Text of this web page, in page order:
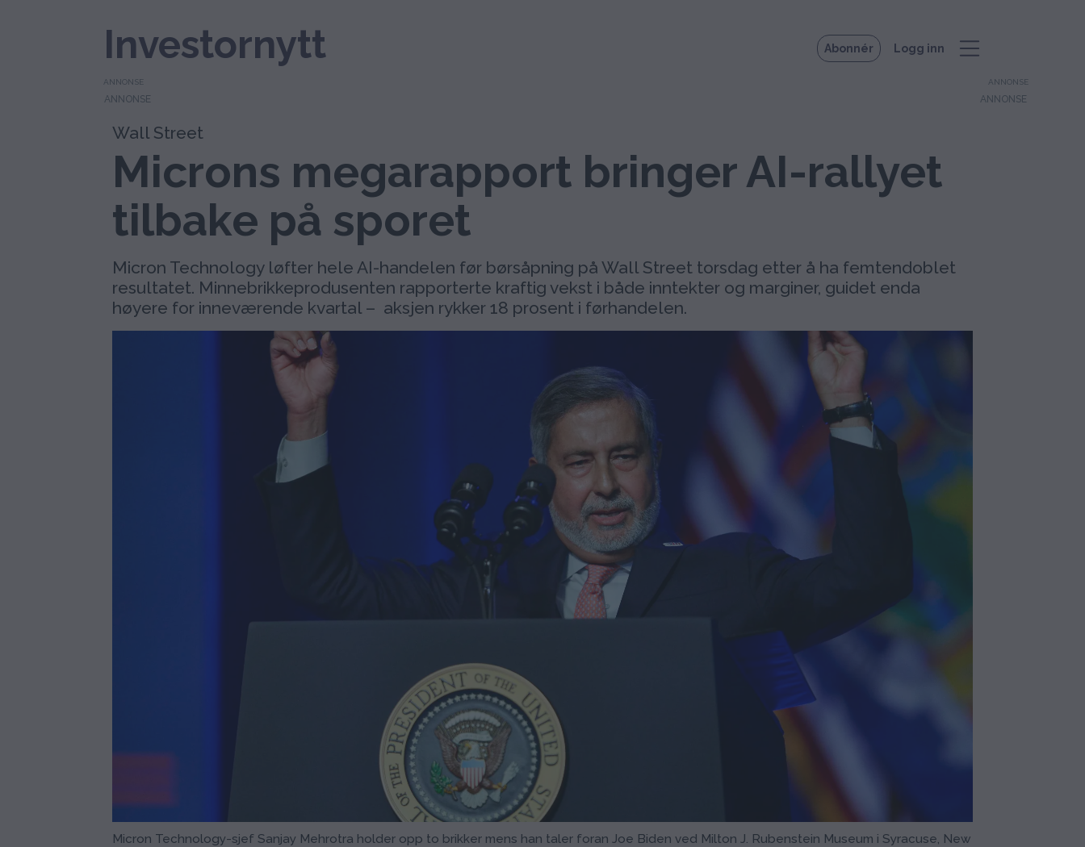
Investornytt Abonnér Logg inn
ANNONSE
Wall Street
Microns megarapport bringer AI-rallyet
tilbake på sporet
Micron Technology løfter hele AI-handelen før børsåpning på Wall Street torsdag etter å ha femtendoblet
resultatet. Minnebrikkeprodusenten rapporterte kraftig vekst i både inntekter og marginer, guidet enda
høyere for inneværende kvartal – aksjen rykker 18 prosent i førhandelen.
Micron Technology-sjef Sanjay Mehrotra holder opp to brikker mens han taler foran Joe Biden ved Milton J. Rubenstein Museum i Syracuse, New
ANNONSE